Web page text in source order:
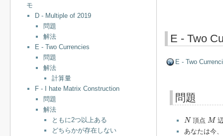
モ
D - Multiple of 2019
問題
解法
E - Two Currencies
問題
解法
計算量
F - I hate Matrix Construction
問題
解法
ともに2つ以上ある
どちらかが存在しない
E - Two
E - Two
問題
N
N 頂点 M
M
あなたは今